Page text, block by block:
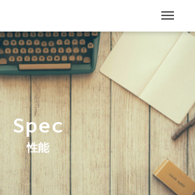
Spec
性能